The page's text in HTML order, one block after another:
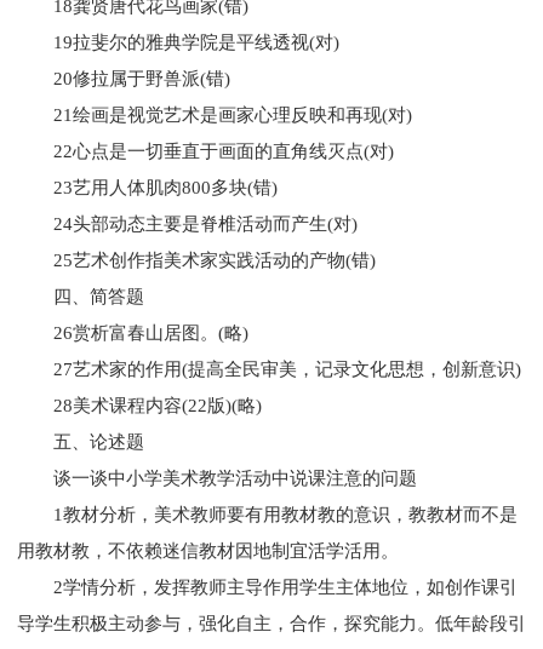
18龚贤唐代花鸟画家(错)
19拉斐尔的雅典学院是平线透视(对)
20修拉属于野兽派(错)
21绘画是视觉艺术是画家心理反映和再现(对)
22心点是一切垂直于画面的直角线灭点(对)
23艺用人体肌肉800多块(错)
24头部动态主要是脊椎活动而产生(对)
25艺术创作指美术家实践活动的产物(错)
四、简答题
26赏析富春山居图。(略)
27艺术家的作用(提高全民审美，记录文化思想，创新意识)
28美术课程内容(22版)(略)
五、论述题
谈一谈中小学美术教学活动中说课注意的问题
1教材分析，美术教师要有用教材教的意识，教教材而不是
用教材教，不依赖迷信教材因地制宜活学活用。
2学情分析，发挥教师主导作用学生主体地位，如创作课引
导学生积极主动参与，强化自主，合作，探究能力。低年龄段引